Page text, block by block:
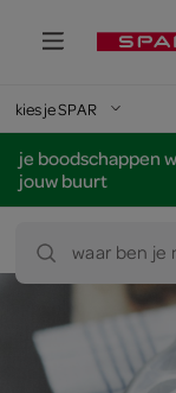
kies je SPAR
je boodschappen
jouw buurt
waar ben je